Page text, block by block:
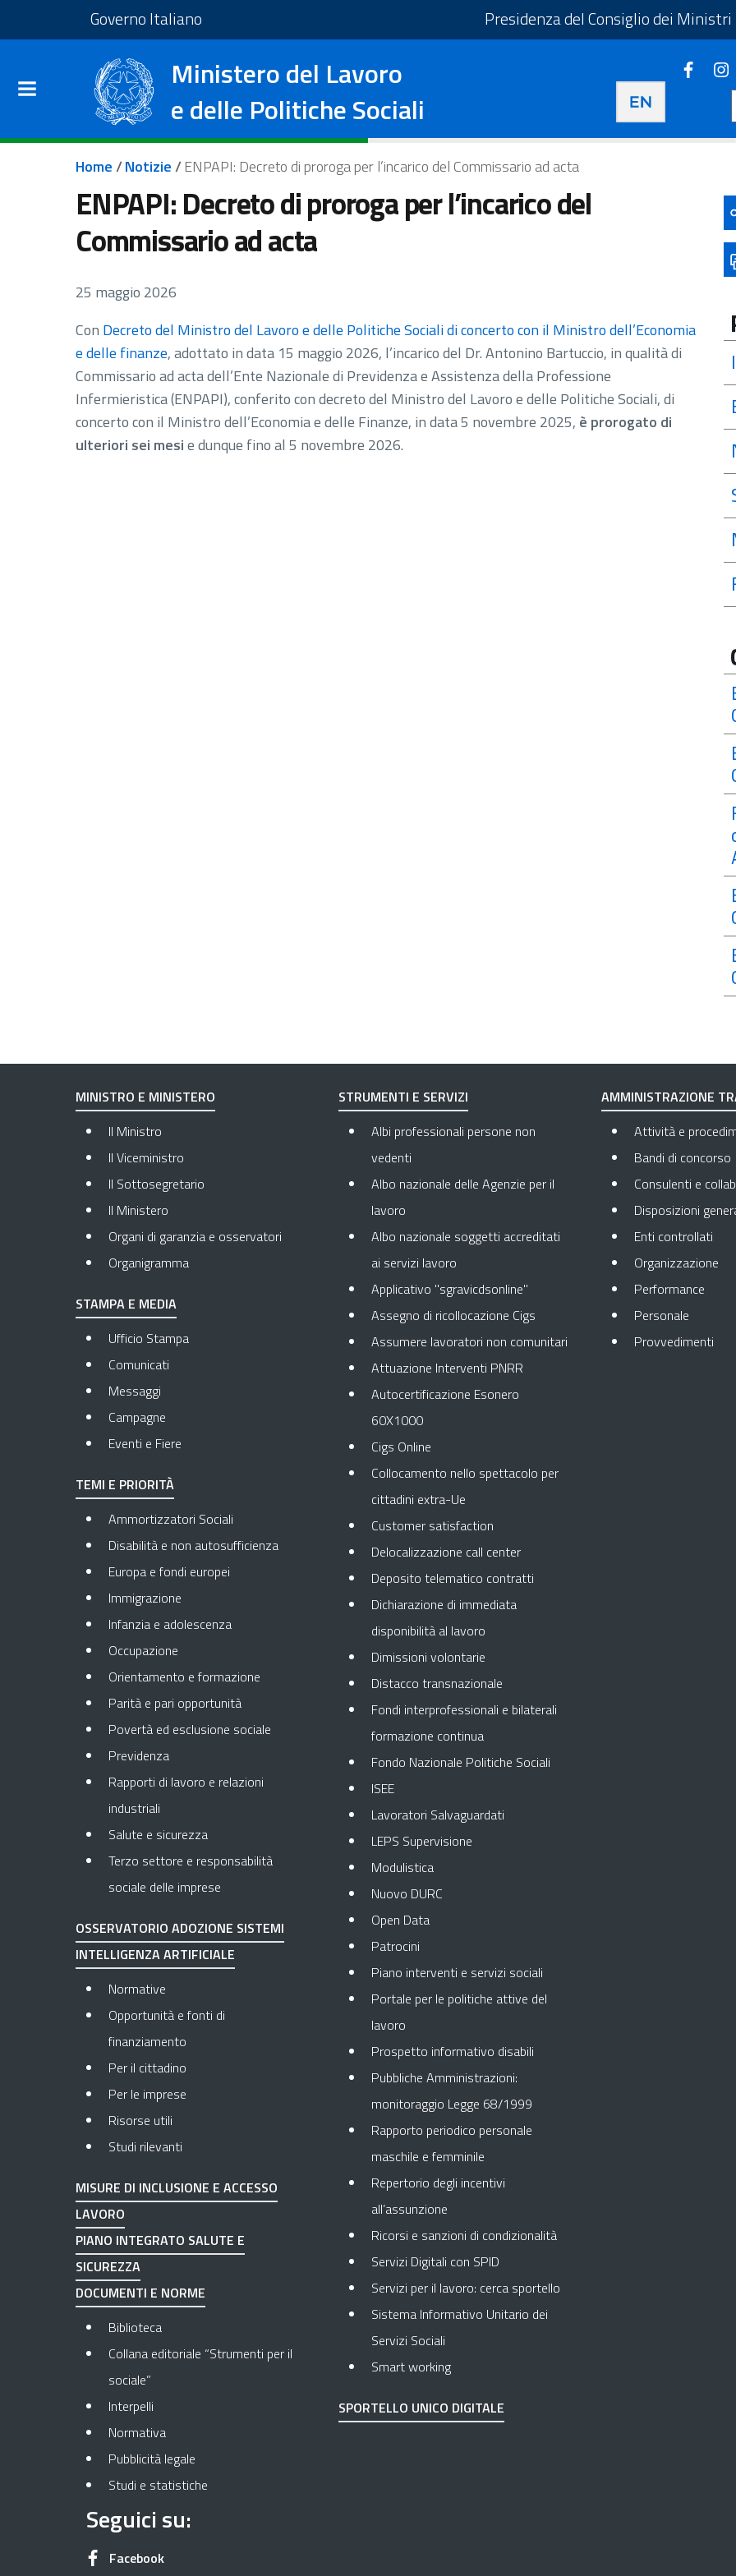
Salta al contenuto principale
Governo Italiano Vai al sito del Governo Italiano - Apre in una nuova schedaPresidenza del Consiglio dei Ministri
Ministero del Lavoro
e delle Politiche Sociali
Apre in una nuova
Apre
Briciole di pane
Home/Notizie/ENPAPI: Decreto di proroga per l’incarico del Commissario ad acta
ENPAPI: Decreto di proroga per l’incarico del
Commissario ad acta
25 maggio 2026
Con Decreto del Ministro del Lavoro e delle Politiche Sociali di concerto con il Ministro dell’Economia
e delle finanze, adottato in data 15 maggio 2026, l’incarico del Dr. Antonino Bartuccio, in qualità di
Commissario ad acta dell’Ente Nazionale di Previdenza e Assistenza della Professione
Infermieristica (ENPAPI), conferito con decreto del Ministro del Lavoro e delle Politiche Sociali, di
concerto con il Ministro dell’Economia e delle Finanze, in data 5 novembre 2025, è prorogato di
ulteriori sei mesie dunque fino al 5 novembre 2026.
MINISTRO E MINISTERO
Il Ministro
Il Viceministro
Il Sottosegretario
Il Ministero
Organi di garanzia e osservatori
Organigramma
STAMPA E MEDIA
Ufficio Stampa
Comunicati
Messaggi
Campagne
Eventi e Fiere
TEMI E PRIORITÀ
Ammortizzatori Sociali
Disabilità e non autosufficienza
Europa e fondi europei
Immigrazione
Infanzia e adolescenza
Occupazione
Orientamento e formazione
Parità e pari opportunità
Povertà ed esclusione sociale
Previdenza
Rapporti di lavoro e relazioni
industriali
Salute e sicurezza
Terzo settore e responsabilità
sociale delle imprese
OSSERVATORIO ADOZIONE SISTEMI
INTELLIGENZA ARTIFICIALE
Normative
Opportunità e fonti di
finanziamento
Per il cittadino
Per le imprese
Risorse utili
Studi rilevanti
MISURE DI INCLUSIONE E ACCESSO
LAVORO
PIANO INTEGRATO SALUTE E
SICUREZZA
DOCUMENTI E NORME
Biblioteca
Collana editoriale “Strumenti per il
sociale”
Interpelli
Normativa
Pubblicità legale
Studi e statistiche
STRUMENTI E SERVIZI
Albi professionali persone non
vedenti
Albo nazionale delle Agenzie per il
lavoro
Albo nazionale soggetti accreditati
ai servizi lavoro
Applicativo "sgravicdsonline"
Assegno di ricollocazione Cigs
Assumere lavoratori non comunitari
Attuazione Interventi PNRR
Autocertificazione Esonero
60X1000
Cigs Online
Collocamento nello spettacolo per
cittadini extra-Ue
Customer satisfaction
Delocalizzazione call center
Deposito telematico contratti
Dichiarazione di immediata
disponibilità al lavoro
Dimissioni volontarie
Distacco transnazionale
Fondi interprofessionali e bilaterali
formazione continua
Fondo Nazionale Politiche Sociali
ISEE
Lavoratori Salvaguardati
LEPS Supervisione
Modulistica
Nuovo DURC
Open Data
Patrocini
Piano interventi e servizi sociali
Portale per le politiche attive del
lavoro
Prospetto informativo disabili
Pubbliche Amministrazioni:
monitoraggio Legge 68/1999
Rapporto periodico personale
maschile e femminile
Repertorio degli incentivi
all’assunzione
Ricorsi e sanzioni di condizionalità
Servizi Digitali con SPID
Servizi per il lavoro: cerca sportello
Sistema Informativo Unitario dei
Servizi Sociali
Smart working
SPORTELLO UNICO DIGITALE
AMMINISTRAZIONE
Attività e
Bandi di concorso
Consulenti e
Disposizioni
Enti controllati
Organizzazione
Performance
Personale
Provvedimenti
Seguici su:
FacebookApre in una nuova scheda